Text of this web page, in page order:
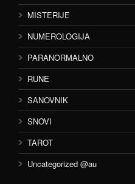
MISTERIJE
NUMEROLOGIJA
PARANORMALNO
RUNE
SANOVNIK
SNOVI
TAROT
Uncategorized @au